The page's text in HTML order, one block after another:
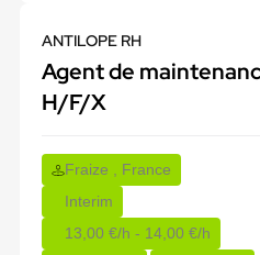
ANTILOPE RH
Agent de
H/F/X
Fraize , France
Interim
13,00 €/h - 14,00 €/h